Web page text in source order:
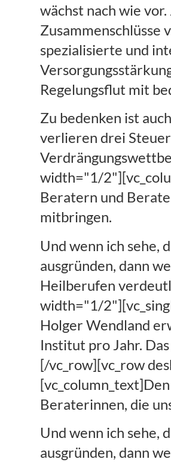
wächst nach wie
spezialisierte und
Regelungsflut mit
Zu bedenken ist
verlieren drei
width="1/
Beratern und
mitbringen.
Und wenn ich sehe,
ausgründen, dann
Heilberufen
width="1/
Holger Wendland
Institut pro Jahr.
[/vc_row][vc_row
Beraterinnen, die
Und wenn ich sehe,
ausgründen, dann